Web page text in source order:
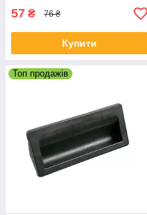
57 ₴ 76 ₴
Купити
Топ продажів